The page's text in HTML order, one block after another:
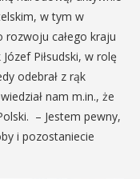
w tym w
rozwoju całego kraju
Piłsudski, w rolę
odebrał z rąk
nam m.in., że
– Jestem pewny,
i pozostaniecie